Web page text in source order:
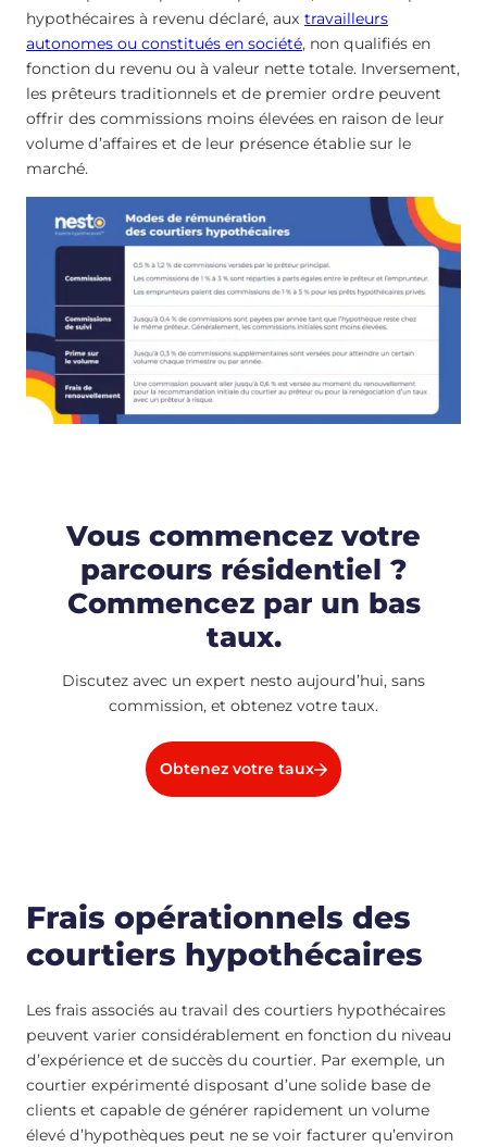
hypothécaires à revenu déclaré, aux travailleurs
autonomes ou constitués en société, non qualifiés en
fonction du revenu ou à valeur nette totale. Inversement,
les prêteurs traditionnels et de premier ordre peuvent
offrir des commissions moins élevées en raison de leur
volume d’affaires et de leur présence établie sur le
marché.
Vous commencez votre
parcours résidentiel ?
Commencez par un bas
taux.
Discutez avec un expert nesto aujourd’hui, sans
commission, et obtenez votre taux.
Obtenez votre taux
Frais opérationnels des
courtiers hypothécaires
Les frais associés au travail des courtiers hypothécaires
peuvent varier considérablement en fonction du niveau
d’expérience et de succès du courtier. Par exemple, un
courtier expérimenté disposant d’une solide base de
clients et capable de générer rapidement un volume
élevé d’hypothèques peut ne se voir facturer qu’environ